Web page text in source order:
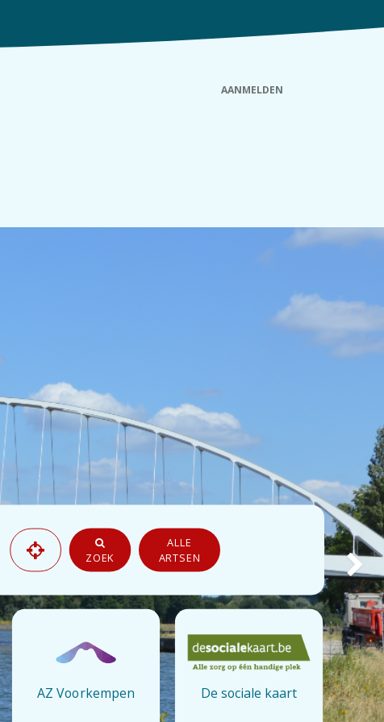
AANMELDEN
Next
ZOEK
ALLE
ARTSEN
AZ Voorkempen De sociale kaart